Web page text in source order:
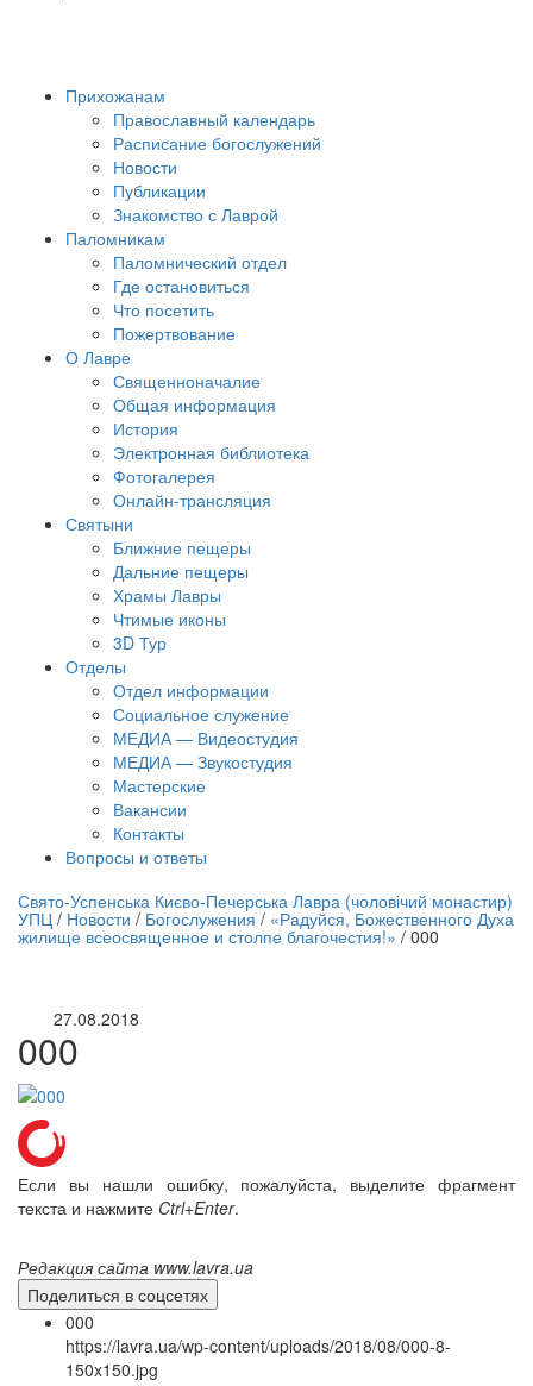
Прихожанам
Православный календарь
Расписание богослужений
Новости
Публикации
Знакомство с Лаврой
Паломникам
Паломнический отдел
Где остановиться
Что посетить
Пожертвование
О Лавре
Священноначалие
Общая информация
История
Электронная библиотека
Фотогалерея
Онлайн-трансляция
Святыни
Ближние пещеры
Дальние пещеры
Храмы Лавры
Чтимые иконы
3D Тур
Отделы
Отдел информации
Социальное служение
МЕДИА — Видеостудия
МЕДИА — Звукостудия
Мастерские
Вакансии
Контакты
Вопросы и ответы
трансляция | 12 сентября
трансляции
Свято-Успенська Києво-Печерська Лавра (чоловічий монастир)
УПЦ / Новости / Богослужения / «Радуйся, Божественного Духа
жилище всеосвященное и столпе благочестия!» / 000
27.08.2018
000
Если вы нашли ошибку, пожалуйста, выделите фрагмент
текста и нажмите Ctrl+Enter.
Редакция сайта www.lavra.ua
Поделиться в соцсетях
000
https://lavra.ua/wp-content/uploads/2018/08/000-8-
150x150.jpg